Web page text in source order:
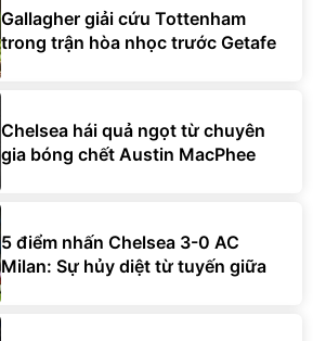
Gallagher giải cứu Tottenham
trong trận hòa nhọc trước Getafe
Chelsea hái quả ngọt từ chuyên
gia bóng chết Austin MacPhee
5 điểm nhấn Chelsea 3-0 AC
Milan: Sự hủy diệt từ tuyến giữa